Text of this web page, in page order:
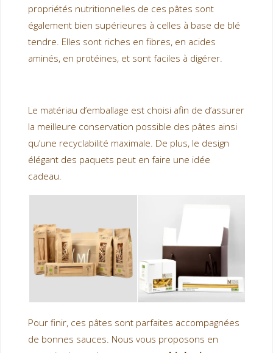
propriétés nutritionnelles de ces pâtes sont
également bien supérieures à celles à base de blé
tendre. Elles sont riches en fibres, en acides
aminés, en protéines, et sont faciles à digérer.
Le matériau d’emballage est choisi afin de d’assurer
la meilleure conservation possible des pâtes ainsi
qu’une recyclabilité maximale. De plus, le design
élégant des paquets peut en faire une idée
cadeau.
Pour finir, ces pâtes sont parfaites accompagnées
de bonnes sauces. Nous vous proposons en